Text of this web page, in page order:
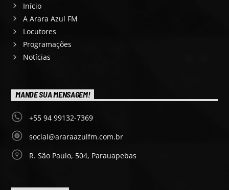
Início
A Arara Azul FM
Locutores
Programações
Notícias
MANDE SUA MENSAGEM!
+55 94 99132-7369
social@araraazulfm.com.br
R. São Paulo, 504, Parauapebas